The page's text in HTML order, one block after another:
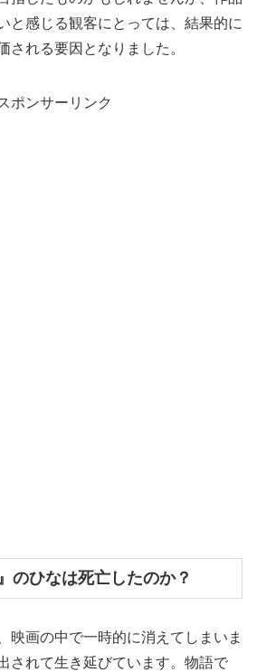
と感じる観客にとっては、結果的に
される要因となりました。
ポンサーリンク
のひなは死亡したのか？
映画の中で一時的に消えてしまいま
されて生き延びています。物語で